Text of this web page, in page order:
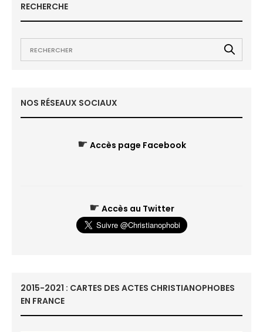
RECHERCHE
NOS RÉSEAUX SOCIAUX
☛ Accès page Facebook
☛ Accès au Twitter
2015-2021 : CARTES DES ACTES CHRISTIANOPHOBES
EN FRANCE